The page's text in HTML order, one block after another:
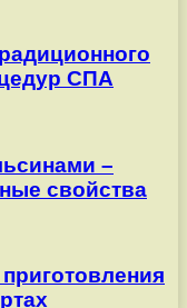
СПА
–
свойства